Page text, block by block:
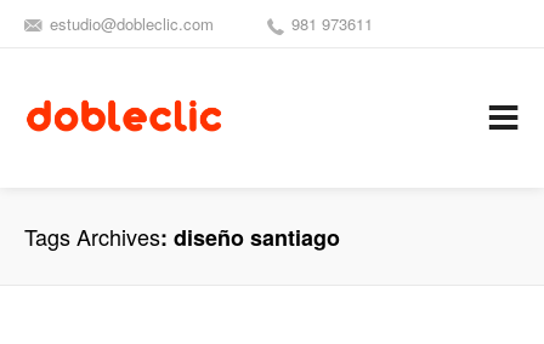
estudio@dobleclic.com 981 973611
Tags Archives diseño santiago